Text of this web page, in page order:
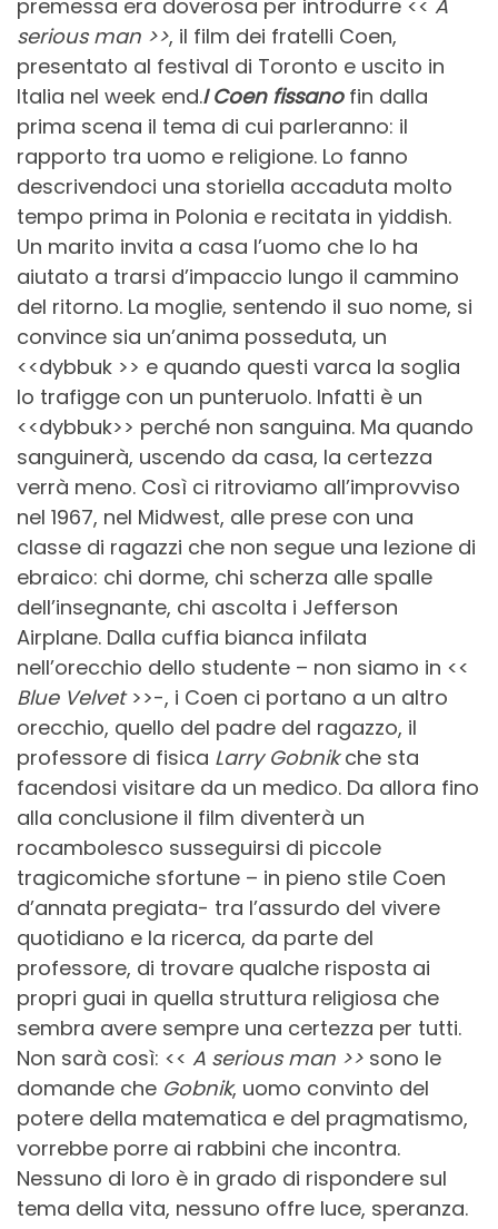
premessa era doverosa per introdurre << A
serious man >>, il film dei fratelli Coen,
presentato al festival di Toronto e uscito in
Italia nel week end.I Coen fissano fin dalla
prima scena il tema di cui parleranno: il
rapporto tra uomo e religione. Lo fanno
descrivendoci una storiella accaduta molto
tempo prima in Polonia e recitata in yiddish.
Un marito invita a casa l’uomo che lo ha
aiutato a trarsi d’impaccio lungo il cammino
del ritorno. La moglie, sentendo il suo nome, si
convince sia un’anima posseduta, un
<<dybbuk >> e quando questi varca la soglia
lo trafigge con un punteruolo. Infatti è un
<<dybbuk>> perché non sanguina. Ma quando
sanguinerà, uscendo da casa, la certezza
verrà meno. Così ci ritroviamo all’improvviso
nel 1967, nel Midwest, alle prese con una
classe di ragazzi che non segue una lezione di
ebraico: chi dorme, chi scherza alle spalle
dell’insegnante, chi ascolta i Jefferson
Airplane. Dalla cuffia bianca infilata
nell’orecchio dello studente – non siamo in <<
Blue Velvet>>-, i Coen ci portano a un altro
orecchio, quello del padre del ragazzo, il
professore di fisica Larry Gobnikche sta
facendosi visitare da un medico. Da allora fino
alla conclusione il film diventerà un
rocambolesco susseguirsi di piccole
tragicomiche sfortune – in pieno stile Coen
d’annata pregiata- tra l’assurdo del vivere
quotidiano e la ricerca, da parte del
professore, di trovare qualche risposta ai
propri guai in quella struttura religiosa che
sembra avere sempre una certezza per tutti.
Non sarà così: << A serious man >> sono le
domande che Gobnik, uomo convinto del
potere della matematica e del pragmatismo,
vorrebbe porre ai rabbini che incontra.
Nessuno di loro è in grado di rispondere sul
tema della vita, nessuno offre luce, speranza.